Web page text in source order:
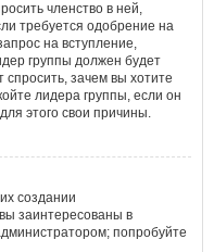
членство в ней,
требуется одобрение на
на вступление,
группы должен будет
зачем вы хотите
лидера группы, если он
этого свои причины.
создании
заинтересованы в
попробуйте